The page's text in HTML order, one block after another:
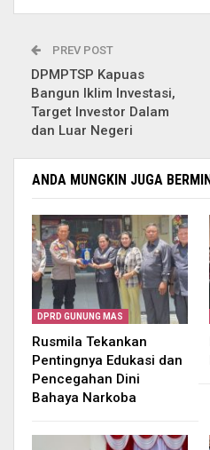
PREV POST
DPMPTSP Kapuas
Bangun Iklim Investasi,
Target Investor Dalam
dan Luar Negeri
ANDA MUNGKIN JUGA
DPRD GUNUNG MAS
Rusmila Tekankan
Pentingnya Edukasi dan
Pencegahan Dini
Bahaya Narkoba